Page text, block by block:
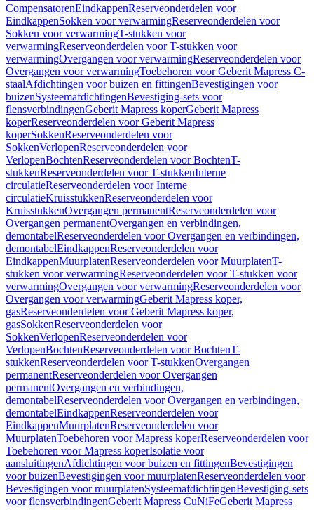
CompensatorenEindkappenReserveonderdelen voor
EindkappenSokken voor verwarmingReserveonderdelen voor
Sokken voor verwarmingT-stukken voor
verwarmingReserveonderdelen voor T-stukken voor
verwarmingOvergangen voor verwarmingReserveonderdelen voor
Overgangen voor verwarmingToebehoren voor Geberit Mapress C-
staalAfdichtingen voor buizen en fittingenBevestigingen voor
buizenSysteemafdichtingenBevestiging-sets voor
flensverbindingenGeberit Mapress koperGeberit Mapress
koperReserveonderdelen voor Geberit Mapress
koperSokkenReserveonderdelen voor
SokkenVerlopenReserveonderdelen voor
VerlopenBochtenReserveonderdelen voor BochtenT-
stukkenReserveonderdelen voor T-stukkenInterne
circulatieReserveonderdelen voor Interne
circulatieKruisstukkenReserveonderdelen voor
KruisstukkenOvergangen permanentReserveonderdelen voor
Overgangen permanentOvergangen en verbindingen,
demontabelReserveonderdelen voor Overgangen en verbindingen,
demontabelEindkappenReserveonderdelen voor
EindkappenMuurplatenReserveonderdelen voor MuurplatenT-
stukken voor verwarmingReserveonderdelen voor T-stukken voor
verwarmingOvergangen voor verwarmingReserveonderdelen voor
Overgangen voor verwarmingGeberit Mapress koper,
gasReserveonderdelen voor Geberit Mapress koper,
gasSokkenReserveonderdelen voor
SokkenVerlopenReserveonderdelen voor
VerlopenBochtenReserveonderdelen voor BochtenT-
stukkenReserveonderdelen voor T-stukkenOvergangen
permanentReserveonderdelen voor Overgangen
permanentOvergangen en verbindingen,
demontabelReserveonderdelen voor Overgangen en verbindingen,
demontabelEindkappenReserveonderdelen voor
EindkappenMuurplatenReserveonderdelen voor
MuurplatenToebehoren voor Mapress koperReserveonderdelen voor
Toebehoren voor Mapress koperIsolatie voor
aansluitingenAfdichtingen voor buizen en fittingenBevestigingen
voor buizenBevestigingen voor muurplatenReserveonderdelen voor
Bevestigingen voor muurplatenSysteemafdichtingenBevestiging-sets
voor flensverbindingenGeberit Mapress CuNiFeGeberit Mapress